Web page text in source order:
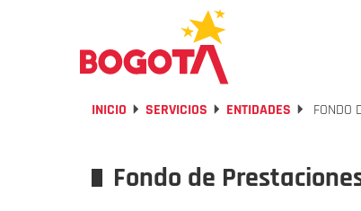
INICIO SERVICIOS ENTIDADES FONDO
Fondo de